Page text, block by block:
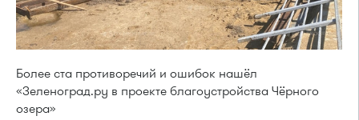
Более ста противоречий и ошибок нашёл
«Зеленоград.ру в проекте благоустройства Чёрного
озера»